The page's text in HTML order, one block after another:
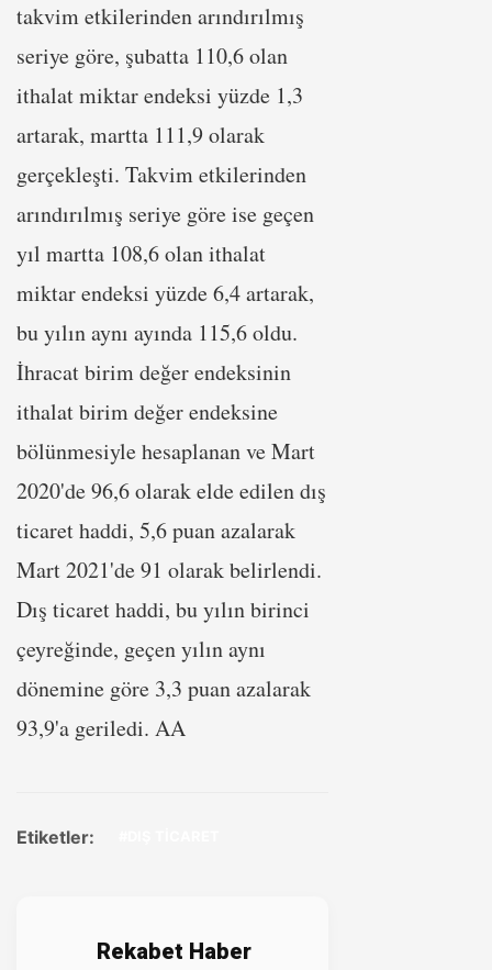
takvim etkilerinden arındırılmış
seriye göre, şubatta 110,6 olan
ithalat miktar endeksi yüzde 1,3
artarak, martta 111,9 olarak
gerçekleşti. Takvim etkilerinden
arındırılmış seriye göre ise geçen
yıl martta 108,6 olan ithalat
miktar endeksi yüzde 6,4 artarak,
bu yılın aynı ayında 115,6 oldu.
İhracat birim değer endeksinin
ithalat birim değer endeksine
bölünmesiyle hesaplanan ve Mart
2020'de 96,6 olarak elde edilen dış
ticaret haddi, 5,6 puan azalarak
Mart 2021'de 91 olarak belirlendi.
Dış ticaret haddi, bu yılın birinci
çeyreğinde, geçen yılın aynı
dönemine göre 3,3 puan azalarak
93,9'a geriledi. AA
Etiketler:
Rekabet Haber